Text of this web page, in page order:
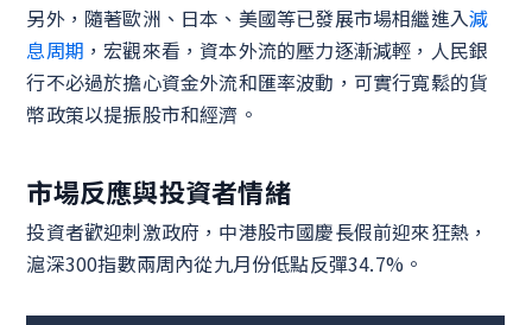
另外，隨著歐洲、日本、美國等已發展市場相繼進入減
息周期 ，宏觀來看，資本外流的壓力逐漸減輕，人民銀
行不必過於擔心資金外流和匯率波動，可實行寬鬆的貨
幣政策以提振股市和經濟。
市場反應與投資者情緒
投資者歡迎刺激政府，中港股市國慶長假前迎來狂熱，
滬深300指數兩周內從九月份低點反彈34.7%。